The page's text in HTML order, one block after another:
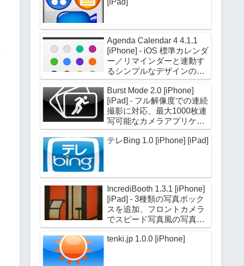
[iPad]
Agenda Calendar 4 4.1.1
[iPhone] - iOS 標準カレンダ
ー／リマインダーと連動す
るシンプルなデザインのカ
レンダーアプリケーション
Burst Mode 2.0 [iPhone]
[iPad] - フル解像度での連続
撮影に対応、最大1000枚連
写可能なカメラアプリケー
ション
テレBing 1.0 [iPhone] [iPad]
IncrediBooth 1.3.1 [iPhone]
[iPad] - 3種類の写真ボック
スを追加、フロントカメラ
でスピード写真風の写真を
撮影できる
tenki.jp 1.0.0 [iPhone]